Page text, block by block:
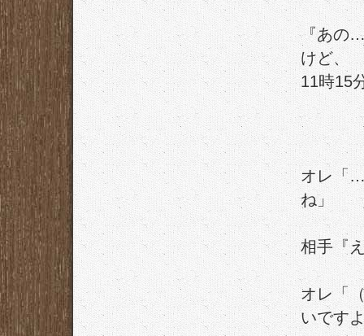
『あの
けど、
11時15
オレ「
ね」
相手『
オレ「
いです